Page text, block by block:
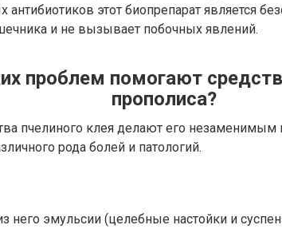
антибиотиков этот биопрепарат является
и не вызывает побочных явлений.
проблем помогают
прополиса?
пчелиного клея делают его
рода болей и патологий.
него эмульсии (целебные настойки и